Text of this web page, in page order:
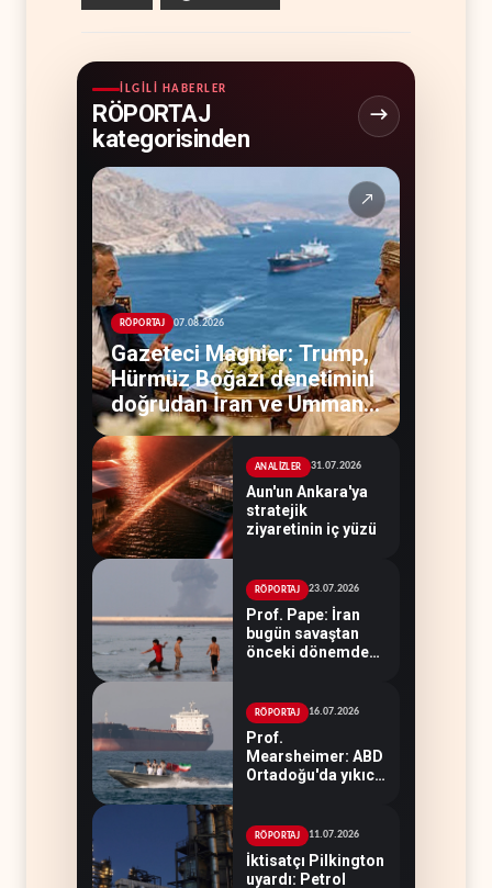
İLGILI HABERLER
RÖPORTAJ
kategorisinden
↗
RÖPORTAJ 07.08.2026
Gazeteci Magnier: Trump,
Hürmüz Boğazı denetimini
doğrudan İran ve Umman'a
teslim etti
ANALİZLER 31.07.2026
Aun'un Ankara'ya
stratejik
ziyaretinin iç yüzü
RÖPORTAJ 23.07.2026
Prof. Pape: İran
bugün savaştan
önceki dönemden
RÖPORTAJ 16.07.2026
Prof.
Mearsheimer: ABD
Ortadoğu'da yıkıcı
RÖPORTAJ 11.07.2026
İktisatçı Pilkington
uyardı: Petrol